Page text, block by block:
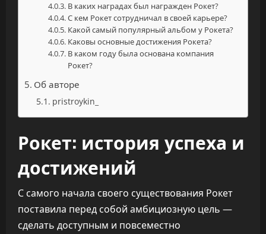
В каких наградах был награжден Рокет?
С кем Рокет сотрудничал в своей карьере?
Какой самый популярный альбом у Рокета?
Каковы основные достижения Рокета?
В каком году была основана компания
Рокет?
Об авторе
pristroykin_
Рокет: история успеха и
достижений
С самого начала своего существования Рокет
поставила перед собой амбициозную цель —
сделать доступным и повсеместно